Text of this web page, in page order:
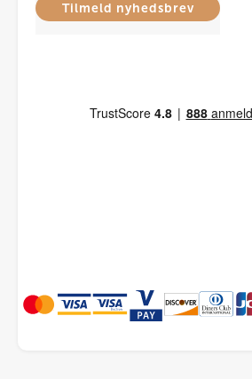
Tilmeld nyhedsbrev